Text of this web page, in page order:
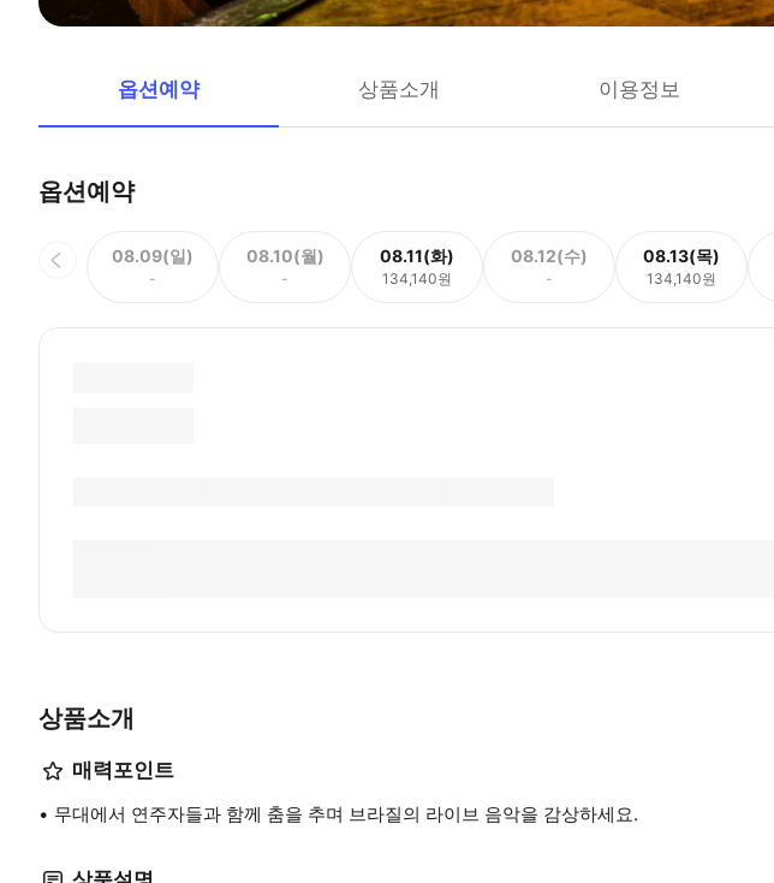
옵션예약 상품소개 이용정보
옵션예약
08.09(일)
-
08.10(월)
-
08.11(화)
134,140원
08.12(수)
-
08.13(목)
134,140원
상품소개
매력포인트
무대에서 연주자들과 함께 춤을 추며 브라질의 라이브 음악을 감상하세요.